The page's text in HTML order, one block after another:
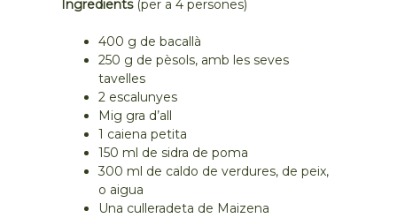
Ingredients (per a 4 persones)
400 g de bacallà
250 g de pèsols, amb les seves
tavelles
2 escalunyes
Mig gra d’all
1 caiena petita
150 ml de sidra de poma
300 ml de caldo de verdures, de peix,
o aigua
Una culleradeta de Maizena